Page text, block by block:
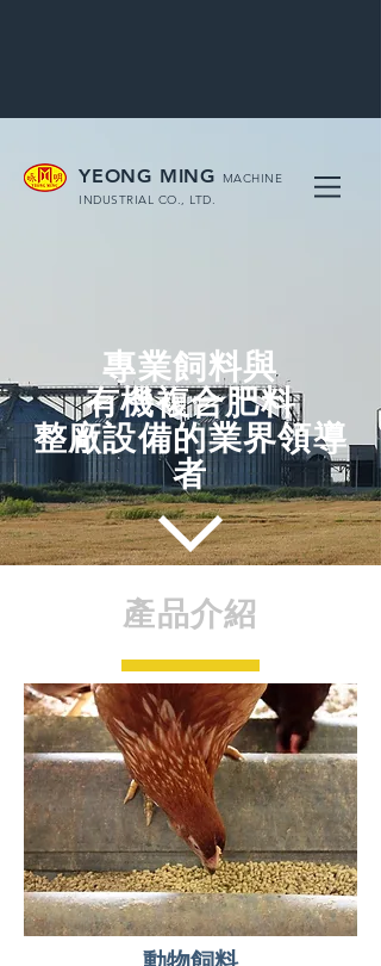
YEONG MING
MACHINE
INDUSTRIAL CO., LTD.
專業飼料與
有機複合肥料
整廠設備的業界領導
者
產品介紹